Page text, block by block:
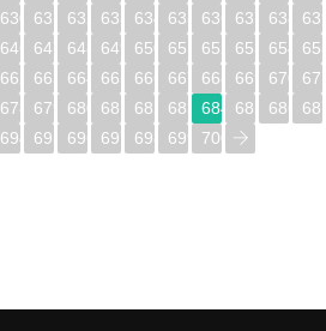
630 631 632 633 634 635 636 637 638
646 647 648 649 650 651 652 653 654
662 663 664 665 666 667 668 669 670
678 679 680 681 682 683 684 685 686
694 695 696 697 698 699 700